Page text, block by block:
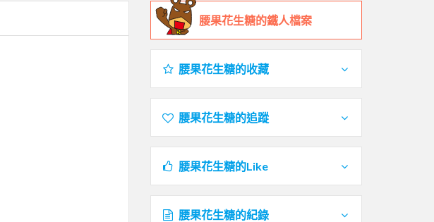
腰果花生糖的鐵人檔案
腰果花生糖的收藏
腰果花生糖的追蹤
腰果花生糖的Like
腰果花生糖的紀錄